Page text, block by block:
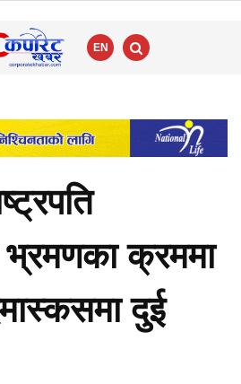
EN
भ्रमणका क्रममा
दुई